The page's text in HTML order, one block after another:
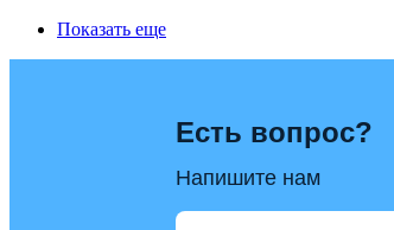
Показать еще
Есть вопрос?
Напишите нам